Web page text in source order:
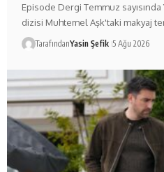
Episode Dergi Temmuz
dizisi Muhtemel Aşk'taki makyaj
TarafındanYasin Şefik 5 Ağu 2026